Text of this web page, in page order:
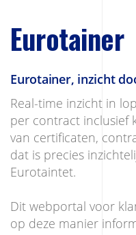
Eurotainer
Eurotainer, inzicht
Real-time inzicht in
per contract inclusief
van certificaten,
dat is precies
Eurotaintet.
Dit webportal voor
op deze manier